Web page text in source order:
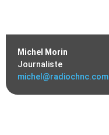
Michel Morin
Journaliste
michel@radiochnc.com